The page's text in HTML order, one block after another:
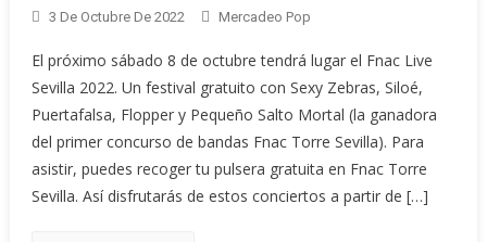
3 De Octubre De 2022 Mercadeo Pop
El próximo sábado 8 de octubre tendrá lugar el Fnac Live
Sevilla 2022. Un festival gratuito con Sexy Zebras, Siloé,
Puertafalsa, Flopper y Pequeño Salto Mortal (la ganadora
del primer concurso de bandas Fnac Torre Sevilla). Para
asistir, puedes recoger tu pulsera gratuita en Fnac Torre
Sevilla. Así disfrutarás de estos conciertos a partir de […]